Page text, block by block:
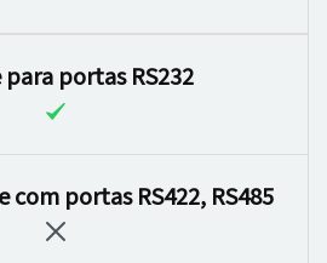
portas RS232
portas RS422, RS485